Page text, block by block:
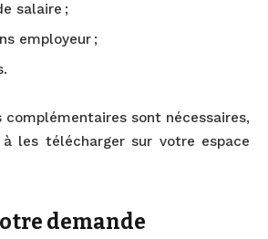
salaire ;
employeur ;
sont nécessaires,
les télécharger sur votre espace
demande